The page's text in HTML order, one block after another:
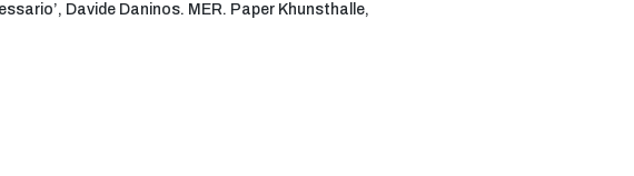
Davide Daninos. MER. Paper Khunsthalle,